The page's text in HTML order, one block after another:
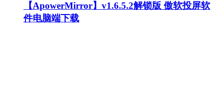
【ApowerMirror】v1.6.5.2解锁版 傲软投屏软
件电脑端下载